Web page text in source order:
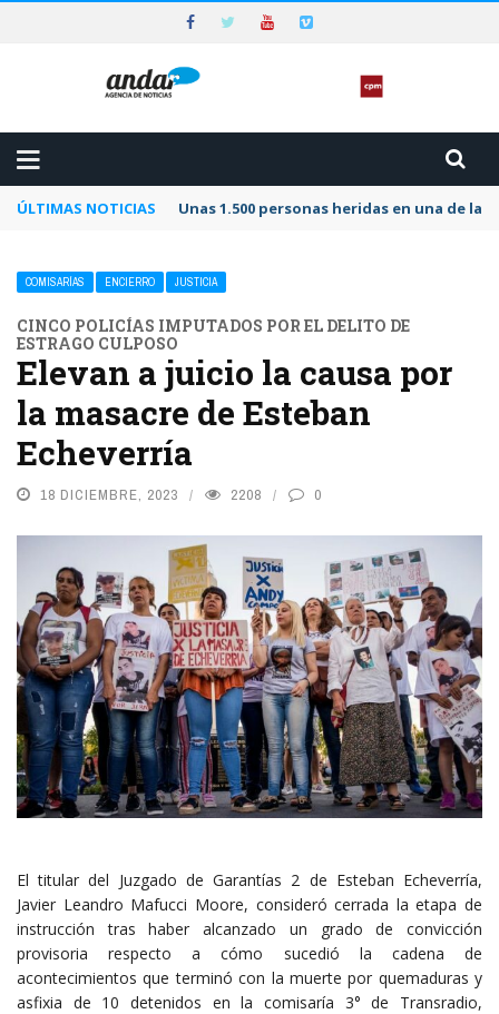
ÚLTIMAS NOTICIAS Unas 1.500 personas heridas en una de
COMISARÍAS ENCIERRO JUSTICIA
CINCO POLICÍAS IMPUTADOS POR EL DELITO DE
ESTRAGO CULPOSO
Elevan a juicio la causa por
la masacre de Esteban
Echeverría
18 DICIEMBRE, 2023 2208 0
El titular del Juzgado de Garantías 2 de Esteban Echeverría,
Javier Leandro Mafucci Moore, consideró cerrada la etapa de
instrucción tras haber alcanzado un grado de convicción
provisoria respecto a cómo sucedió la cadena de
acontecimientos que terminó con la muerte por quemaduras y
asfixia de 10 detenidos en la comisaría 3° de Transradio,